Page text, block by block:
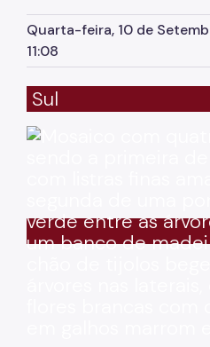
Parques Urbanos
Unidades de Conservação
Programação
Quarta-feira, 10 de
11:08
Sul